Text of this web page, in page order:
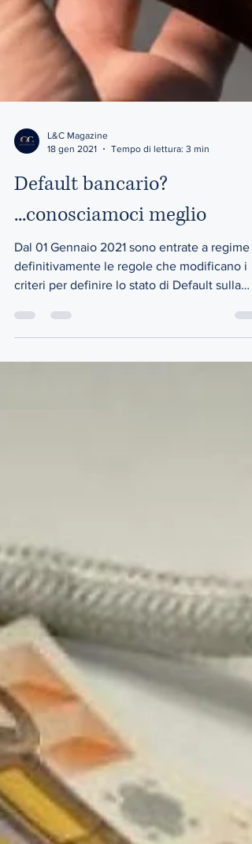
L&C Magazine
Default bancario?
...conosciamoci meglio
Dal 01 Gennaio 2021 sono entrate a regime
definitivamente le regole che modificano i